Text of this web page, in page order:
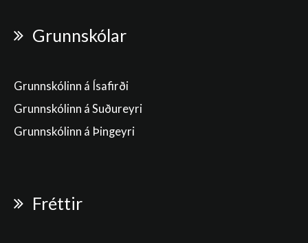
Grunnskólar
Grunnskólinn á Ísafirði
Grunnskólinn á Suðureyri
Grunnskólinn á Þingeyri
Fréttir